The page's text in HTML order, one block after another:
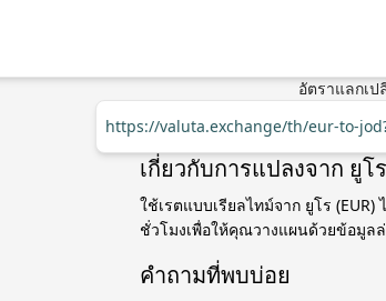
อัตราแลกเป
https://valuta.exchange/th/eur-to-
เกี่ยวกับการแปลงจาก ยูโ
ใช้เรตแบบเรียลไทม์จาก ยูโร
ชั่วโมงเพื่อให้คุณวางแผนด้วยข้อมูล
คำถามที่พบบ่อย